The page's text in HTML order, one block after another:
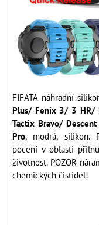
FIFATA náhradní
Plus/ Fenix 3/ 3 HR/
Tactix Bravo/
Pro, modrá, silikon.
pocení v oblasti
životnost. POZOR
chemických čistidel!